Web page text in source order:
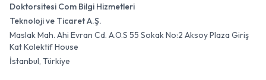
Doktorsitesi Com Bilgi Hizmetleri
Teknoloji ve Ticaret A.Ş.
Maslak Mah. Ahi Evran Cd. A.O.S 55 Sokak No:2 Aksoy Plaza Giriş
Kat Kolektif House
İstanbul, Türkiye